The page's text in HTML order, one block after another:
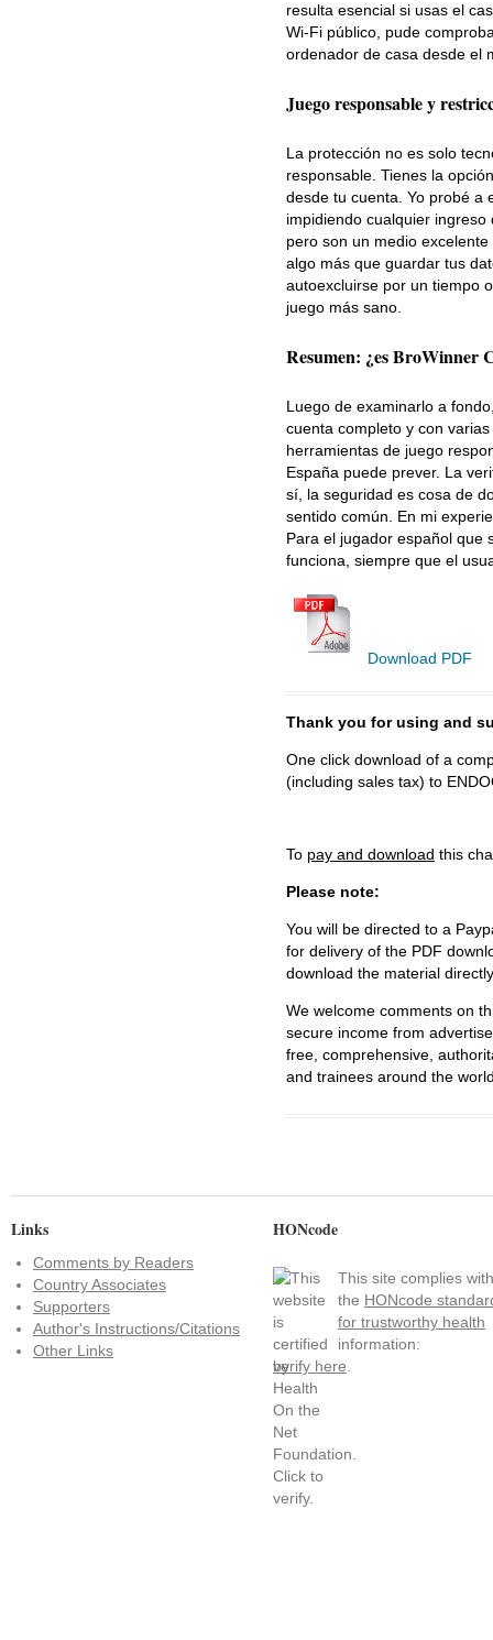
resulta esencial si usas el
Wi-Fi público, pude
ordenador de casa desde el
Juego responsable y
La protección no es solo
responsable. Tienes la
desde tu cuenta. Yo probé a
impidiendo cualquier
pero son un medio
algo más que guardar tus
autoexcluirse por un tiempo
juego más sano.
Resumen: ¿es BroWinner
Luego de examinarlo a
cuenta completo y con
herramientas de juego
España puede prever. La
sí, la seguridad es cosa de
sentido común. En mi
Para el jugador español que
funciona, siempre que el
Download PDF
Thank you for using and
One click download of a
(including sales tax) to
To pay and download this
Please note:
You will be directed to a
for delivery of the PDF
download the material
We welcome comments on
secure income from
free, comprehensive,
and trainees around the
Links
Comments by Readers
Country Associates
Supporters
Author's Instructions/Citations
Other Links
HONcode
This site complies with
the HONcode
for trustworthy health
information:
verify here